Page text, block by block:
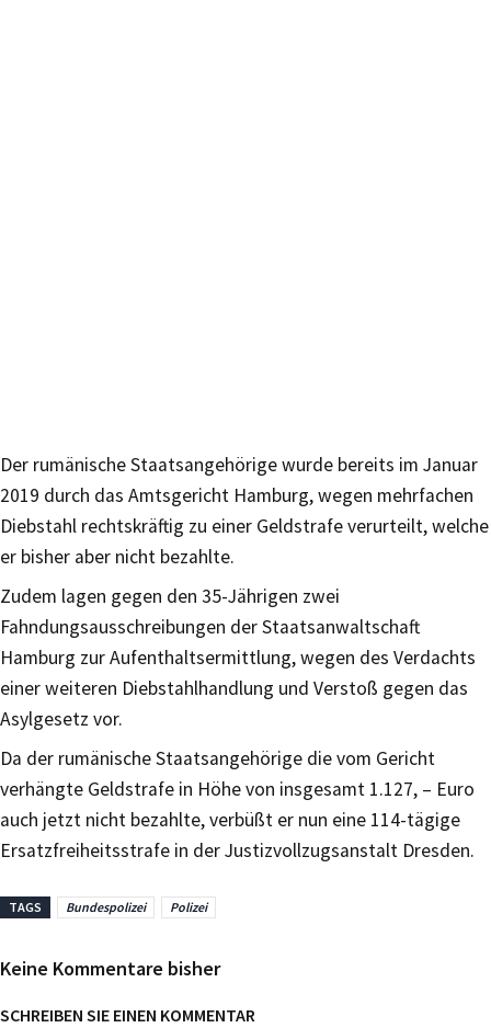
Der rumänische Staatsangehörige wurde bereits im Januar
2019 durch das Amtsgericht Hamburg, wegen mehrfachen
Diebstahl rechtskräftig zu einer Geldstrafe verurteilt, welche
er bisher aber nicht bezahlte.
Zudem lagen gegen den 35-Jährigen zwei
Fahndungsausschreibungen der Staatsanwaltschaft
Hamburg zur Aufenthaltsermittlung, wegen des Verdachts
einer weiteren Diebstahlhandlung und Verstoß gegen das
Asylgesetz vor.
Da der rumänische Staatsangehörige die vom Gericht
verhängte Geldstrafe in Höhe von insgesamt 1.127, – Euro
auch jetzt nicht bezahlte, verbüßt er nun eine 114-tägige
Ersatzfreiheitsstrafe in der Justizvollzugsanstalt Dresden.
TAGS Bundespolizei Polizei
Keine Kommentare bisher
SCHREIBEN SIE EINEN KOMMENTAR